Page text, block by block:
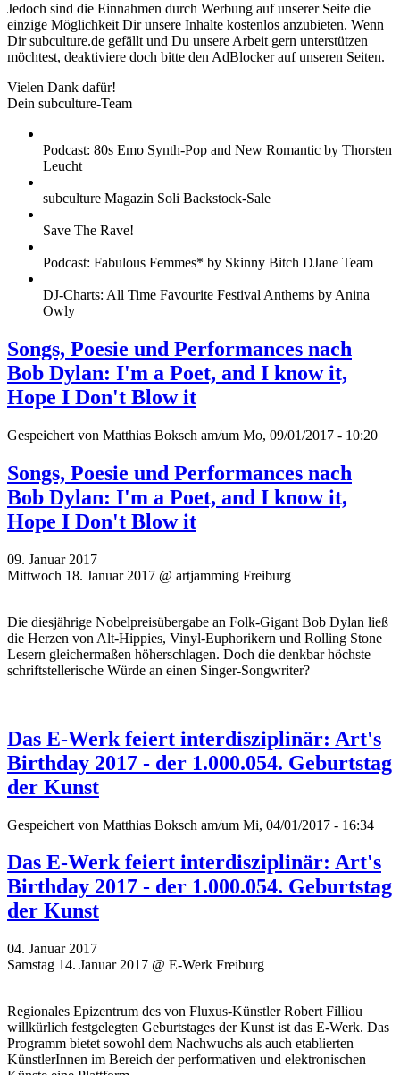
Jedoch sind die Einnahmen durch Werbung auf unserer Seite die
einzige Möglichkeit Dir unsere Inhalte kostenlos anzubieten. Wenn
Dir subculture.de gefällt und Du unsere Arbeit gern unterstützen
möchtest, deaktiviere doch bitte den AdBlocker auf unseren Seiten.
Vielen Dank dafür!
Dein subculture-Team
Podcast: 80s Emo Synth-Pop and New Romantic by Thorsten
Leucht
subculture Magazin Soli Backstock-Sale
Save The Rave!
Podcast: Fabulous Femmes* by Skinny Bitch DJane Team
DJ-Charts: All Time Favourite Festival Anthems by Anina
Owly
Songs, Poesie und Performances nach
Bob Dylan: I'm a Poet, and I know it,
Hope I Don't Blow it
Gespeichert von Matthias Boksch am/um Mo, 09/01/2017 - 10:20
Songs, Poesie und Performances nach
Bob Dylan: I'm a Poet, and I know it,
Hope I Don't Blow it
09. Januar 2017
Mittwoch 18. Januar 2017 @ artjamming Freiburg
Die diesjährige Nobelpreisübergabe an Folk-Gigant Bob Dylan ließ
die Herzen von Alt-Hippies, Vinyl-Euphorikern und Rolling Stone
Lesern gleichermaßen höherschlagen. Doch die denkbar höchste
schriftstellerische Würde an einen Singer-Songwriter?
Das E-Werk feiert interdisziplinär: Art's
Birthday 2017 - der 1.000.054. Geburtstag
der Kunst
Gespeichert von Matthias Boksch am/um Mi, 04/01/2017 - 16:34
Das E-Werk feiert interdisziplinär: Art's
Birthday 2017 - der 1.000.054. Geburtstag
der Kunst
04. Januar 2017
Samstag 14. Januar 2017 @ E-Werk Freiburg
Regionales Epizentrum des von Fluxus-Künstler Robert Filliou
willkürlich festgelegten Geburtstages der Kunst ist das E-Werk. Das
Programm bietet sowohl dem Nachwuchs als auch etablierten
KünstlerInnen im Bereich der performativen und elektronischen